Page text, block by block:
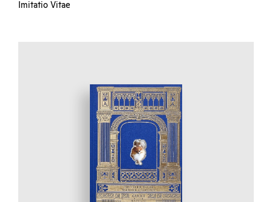
Imitatio Vitae